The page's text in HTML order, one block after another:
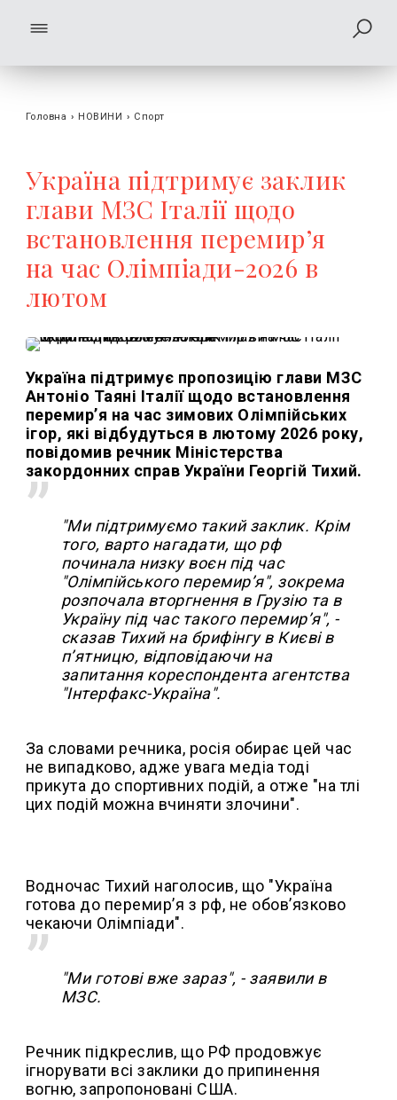
Головна › НОВИНИ › Спорт
Україна підтримує заклик
глави МЗС Італії щодо
встановлення перемир’я
на час Олімпіади-2026 в
лютом
Україна підтримує пропозицію глави МЗС
Антоніо Таяні Італії щодо встановлення
перемир’я на час зимових Олімпійських
ігор, які відбудуться в лютому 2026 року,
повідомив речник Міністерства
закордонних справ України Георгій Тихий.
"Ми підтримуємо такий заклик. Крім
того, варто нагадати, що рф
починала низку воєн під час
"Олімпійського перемирʼя", зокрема
розпочала вторгнення в Грузію та в
Україну під час такого перемирʼя", -
сказав Тихий на брифінгу в Києві в
п’ятницю, відповідаючи на
запитання кореспондента агентства
"Інтерфакс-Україна".
За словами речника, росія обирає цей час
не випадково, адже увага медіа тоді
прикута до спортивних подій, а отже "на тлі
цих подій можна вчиняти злочини".
Водночас Тихий наголосив, що "Україна
готова до перемирʼя з рф, не обовʼязково
чекаючи Олімпіади".
"Ми готові вже зараз", - заявили в
МЗС.
Речник підкреслив, що РФ продовжує
ігнорувати всі заклики до припинення
вогню, запропоновані США.